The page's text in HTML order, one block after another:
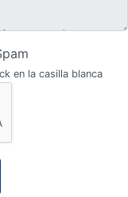
en la casilla blanca